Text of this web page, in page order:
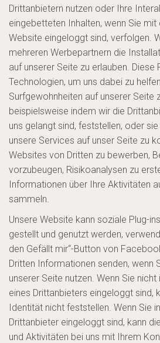
Drittanbietern nutzen oder Ihre
eingebetteten Inhalten, wenn Sie
Website eingeloggt sind, verfolgen.
mehreren Werbepartnern die
auf unserer Seite zu erlauben. Diese
Technologien, um uns dabei zu
Surfgewohnheiten auf unserer Seite
beispielsweise indem wir die
uns gelangt sind, feststellen, oder
unsere Services auf unser Seite zu
Websites von Dritten zu bewerben,
vorzubeugen, Risikoanalysen zu
Informationen über Ihre Aktivitäten
sammeln.
Unsere Website kann soziale Plug-
gestellt und genutzt werden,
den Gefällt mir“-Button von
Dritten Informationen senden, wenn
unserer Seite nutzen. Wenn Sie
eines Drittanbieters eingeloggt sind,
Identität nicht feststellen. Wenn Sie
Drittanbieter eingeloggt sind, kann
und Aktivitäten bei uns mit Ihrem